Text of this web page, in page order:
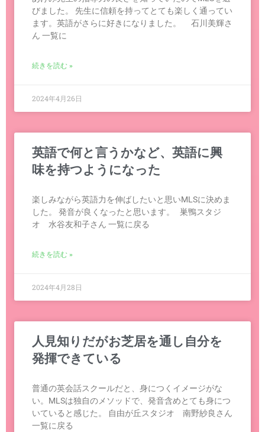
びました。 先生に信頼を持ってとても楽しく通ってい
ます。英語がさらに好きになりました。 石川美輝さ
ん 一覧に
続きを読む »
2024年4月26日
英語で何と言うかなど、英語に興
味を持つようになった
楽しみながら英語力を伸ばしたいと思いMLSに決めま
した。 発音が良くなったと思います。 巣鴨スタジ
オ 水谷友和子さん 一覧に戻る
続きを読む »
2024年4月28日
人見知りだがお芝居を通し自分を
発揮できている
普通の英会話スクールだと、身につくイメージがな
い。MLSは独自のメソッドで、発音含めとても身につ
いていると感じた。 自由が丘スタジオ 南野紗良さん
一覧に戻る